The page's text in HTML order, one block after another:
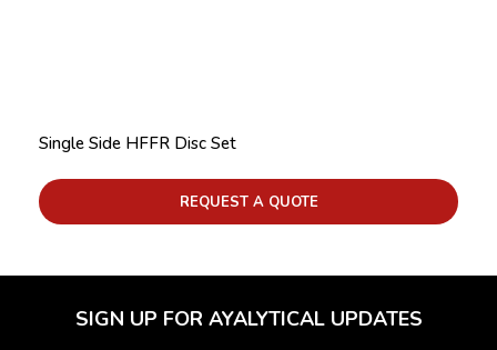
Single Side HFFR Disc Set
REQUEST A QUOTE
SIGN UP FOR AYALYTICAL UPDATES